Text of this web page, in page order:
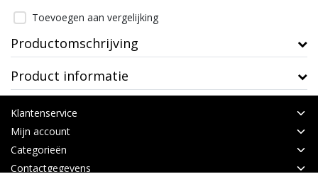
Toevoegen aan vergelijking
Productomschrijving
Product informatie
Klantenservice
Mijn account
Categorieën
Contactgegevens